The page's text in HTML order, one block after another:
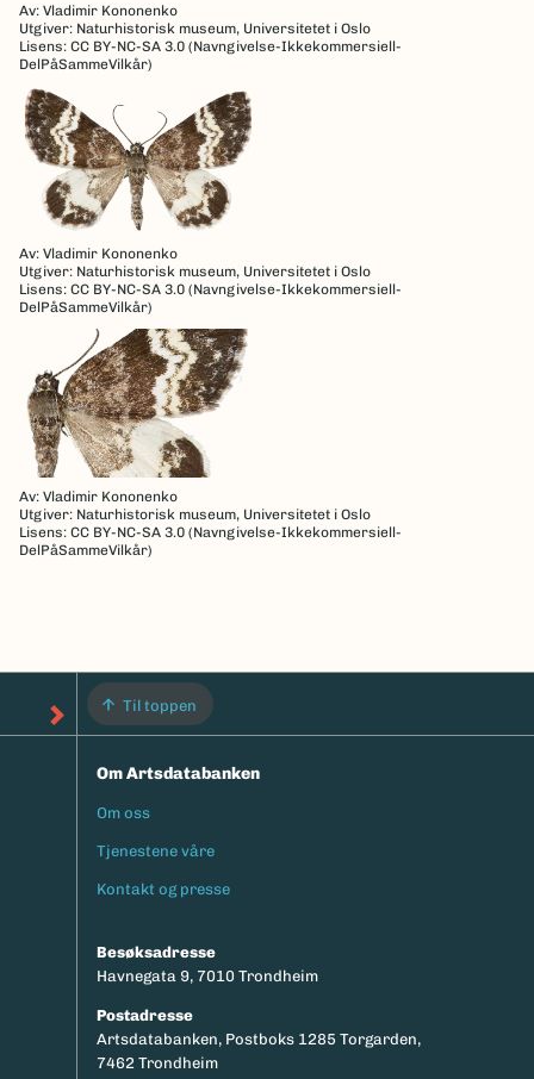
Av: Vladimir Kononenko
Utgiver: Naturhistorisk museum, Universitetet i Oslo
Lisens: CC BY-NC-SA 3.0 (Navngivelse-Ikkekommersiell-
DelPåSammeVilkår)
Av: Vladimir Kononenko
Utgiver: Naturhistorisk museum, Universitetet i Oslo
Lisens: CC BY-NC-SA 3.0 (Navngivelse-Ikkekommersiell-
DelPåSammeVilkår)
Av: Vladimir Kononenko
Utgiver: Naturhistorisk museum, Universitetet i Oslo
Lisens: CC BY-NC-SA 3.0 (Navngivelse-Ikkekommersiell-
DelPåSammeVilkår)
Til toppen
Om Artsdatabanken
Footermeny
Om oss
Tjenestene våre
Kontakt og presse
Besøksadresse
Havnegata 9, 7010 Trondheim
Postadresse
Artsdatabanken, Postboks 1285 Torgarden,
7462 Trondheim